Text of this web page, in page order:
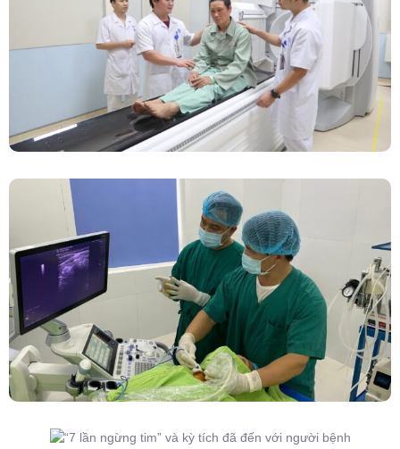
Mới Spect/CT Trong Chẩn Đoán Và Điều Trị
Ung Thư Tại Bệnh Viện Đa Khoa Tỉnh Phú Thọ
Đốt Sóng Cao Tần Dưới Siêu Âm, Điều Trị U
Lành Tuyến Giáp Không Cần Phẫu Thuật
Người Bệnh